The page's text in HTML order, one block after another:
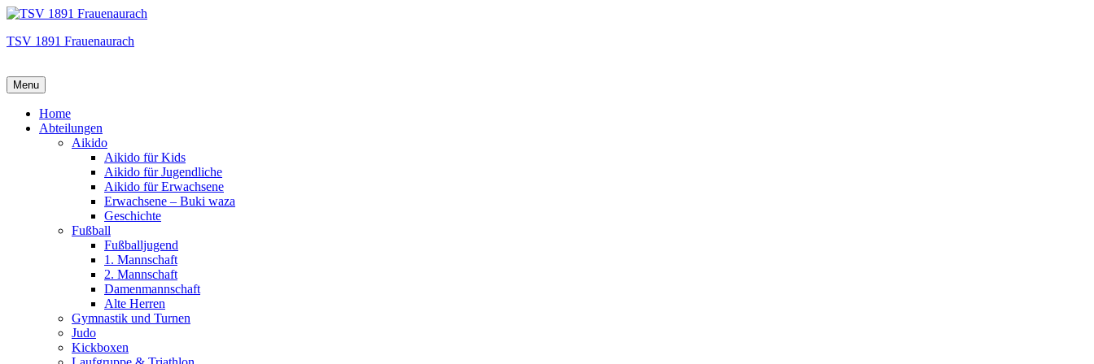
TSV 1891 Frauenaurach
Menu
Hauptmenü
Home
Abteilungen
Aikido
Aikido für Kids
Aikido für Jugendliche
Aikido für Erwachsene
Erwachsene – Buki waza
Geschichte
Fußball
Fußballjugend
1. Mannschaft
2. Mannschaft
Damenmannschaft
Alte Herren
Gymnastik und Turnen
Judo
Kickboxen